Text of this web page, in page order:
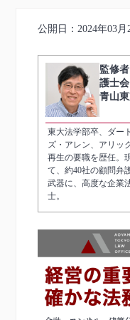
公開日： 2024年03月
監修
護士会
青山
東大法学部卒、ダー
ズ・アレン、アリッ
再生の要職を歴任。
て、約40社の顧問弁
武器に、高度な企業
士。